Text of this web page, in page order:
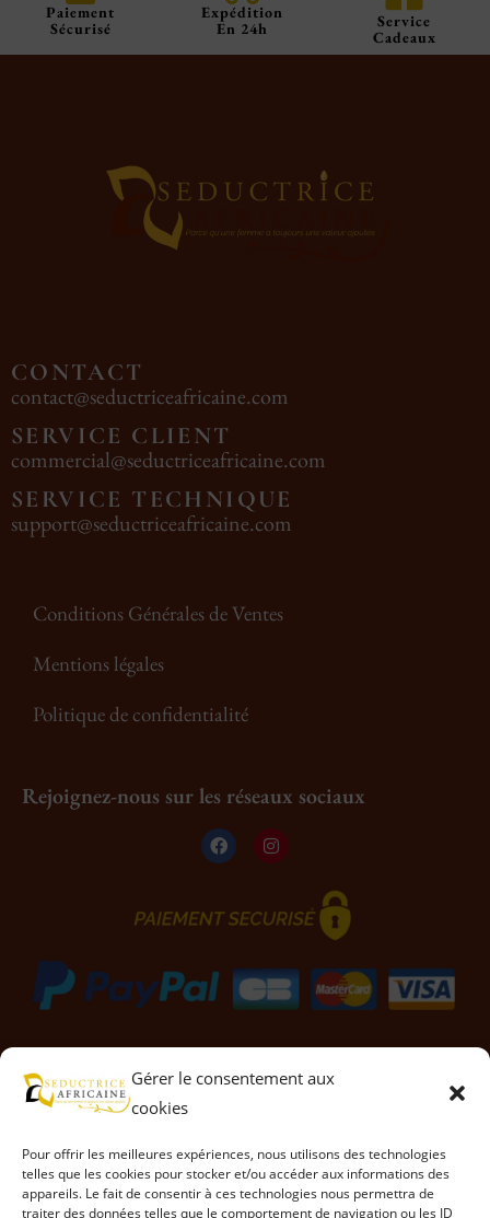
Gérer le consentement aux
cookies
Pour offrir les meilleures expériences, nous utilisons des technologies
telles que les cookies pour stocker et/ou accéder aux informations des
appareils. Le fait de consentir à ces technologies nous permettra de
traiter des données telles que le comportement de navigation ou les ID
Paiement
Sécurisé
Expédition
En 24h
Service
Cadeaux
CONTACT
contact@seductriceafricaine.com
SERVICE CLIENT
commercial@seductriceafricaine.com
SERVICE TECHNIQUE
support@seductriceafricaine.com
Conditions Générales de Ventes
Mentions légales
Politique de confidentialité
Rejoignez-nous sur les réseaux sociaux
Propulsé par VIJANA